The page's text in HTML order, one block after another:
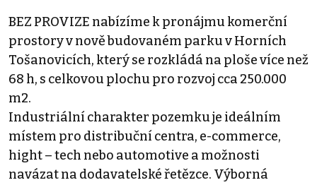
BEZ PROVIZE nabízíme k pronájmu komerční
prostory v nově budovaném parku v Horních
Tošanovicích, který se rozkládá na ploše více než
68 h, s celkovou plochu pro rozvoj cca 250.000
m2.
Industriální charakter pozemku je ideálním
místem pro distribuční centra, e-commerce,
hight – tech nebo automotive a možnosti
navázat na dodavatelské řetězce. Výborná